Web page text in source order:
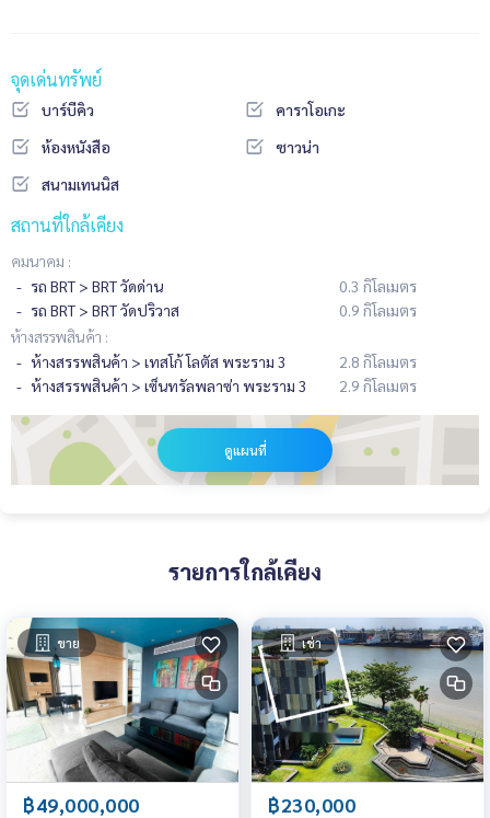
จุดเด่นทรัพย์
บาร์บีคิว
คาราโอเกะ
ห้องหนังสือ
ซาวน่า
สนามเทนนิส
สถานที่ใกล้เคียง
คมนาคม :
รถ BRT > BRT วัดด่าน
0.3 กิโลเมตร
รถ BRT > BRT วัดปริวาส
0.9 กิโลเมตร
ห้างสรรพสินค้า :
ห้างสรรพสินค้า > เทสโก้ โลตัส พระราม 3
2.8 กิโลเมตร
ห้างสรรพสินค้า > เซ็นทรัลพลาซ่า พระราม 3
2.9 กิโลเมตร
ดูแผนที่
รายการใกล้เคียง
ขาย
฿49,000,000
เช่า
฿230,000